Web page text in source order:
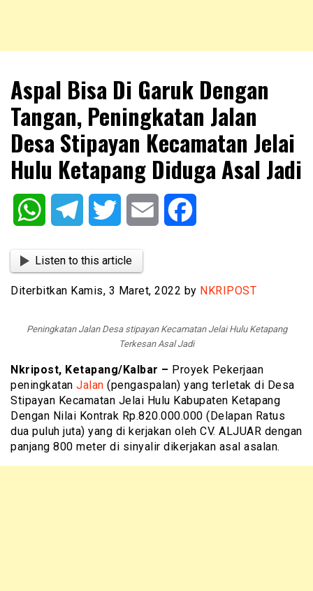
NKRIPOST
Aspal Bisa Di Garuk Dengan
Tangan, Peningkatan Jalan
Desa Stipayan Kecamatan Jelai
Hulu Ketapang Diduga Asal Jadi
WhatsAppTelegram Twitter Email
Listen to this article
Diterbitkan Kamis, 3 Maret, 2022 by NKRIPOST
Peningkatan Jalan Desa stipayan Kecamatan Jelai Hulu Ketapang
Terkesan Asal Jadi
Nkripost, Ketapang/Kalbar – Proyek Pekerjaan
peningkatan Jalan (pengaspalan) yang terletak di Desa
Stipayan Kecamatan Jelai Hulu Kabupaten Ketapang
Dengan Nilai Kontrak Rp.820.000.000 (Delapan Ratus
dua puluh juta) yang di kerjakan oleh CV. ALJUAR dengan
panjang 800 meter di sinyalir dikerjakan asal asalan.